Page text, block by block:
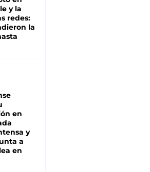
y la
redes:
la
en
y
a
en